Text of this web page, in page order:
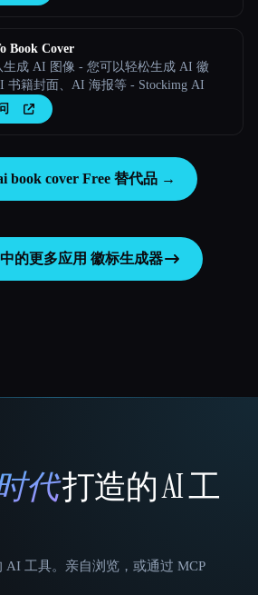
Book Cover
生成 AI 图像 - 您可以轻松生成 AI 徽
书籍封面、AI 海报等 - Stockimg AI
book cover Free 替代品 →
的更多应用 徽标生成器
代打造的 AI 工
AI 工具。亲自浏览，或通过 MCP